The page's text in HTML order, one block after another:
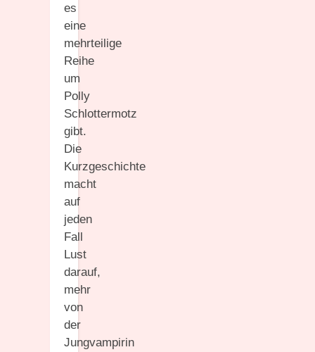
es
eine
mehrteilige
Reihe
um
Polly
Schlottermotz
gibt.
Die
Kurzgeschichte
macht
auf
jeden
Fall
Lust
darauf,
mehr
von
der
Jungvampirin